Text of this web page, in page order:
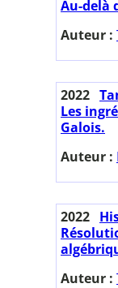
Au-delà
Auteur :
2022
Les
Galois.
Auteur :
2022
Auteur :